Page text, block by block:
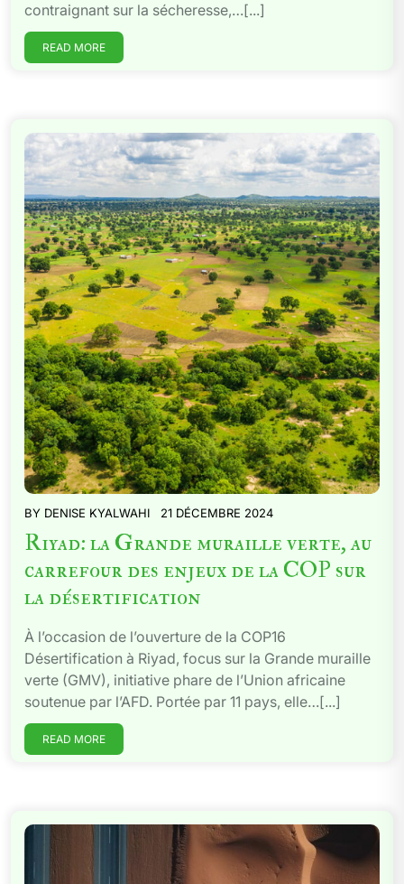
contraignant sur la sécheresse,…[...]
READ MORE
BY DENISE KYALWAHI 21 DÉCEMBRE 2024
Riyad: la Grande muraille verte, au
carrefour des enjeux de la COP sur
la désertification
À l’occasion de l’ouverture de la COP16
Désertification à Riyad, focus sur la Grande muraille
verte (GMV), initiative phare de l’Union africaine
soutenue par l’AFD. Portée par 11 pays, elle…[...]
READ MORE